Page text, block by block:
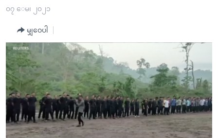
ကျော်
ကြည့်
ရန်
ပင်မ
အ
ညွန်း
စာမျက်နှာ
သို့
ကျော်
အစ္စရေး-ပါလက်စတိုင်း
အင်္ဂလိပ်စာလေ့လာမယ်
အမေရိကန်သုံးအီဒီယံ
မကြေးမုံရဲ့ အင်္ဂလိပ်စာ
ရုပ်ရှင်ထဲက အင်္ဂလိပ်စာ
သုတပဒေသာ အင်္ဂလိပ်စာ
အပတ်စဉ်ကဏ္ဍများ
ရေဒီယို
တီဗွီ
ရေဒီယိုနှင့်ရုပ်သံ အချက်အလက်များ
ရေဒီယို/တီဗွီအစီအစဉ်
Learning English
ဗွီအိုအေ လူမှုကွန်ယက်များ
၀၇ ေမ၊ ၂၀၂၁
မျှဝေပါ